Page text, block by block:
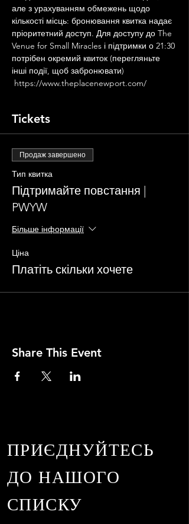
але з урахуванням обмежень щодо
кількості місць: бронювання квитка надає
пріоритетний доступ. Для доступу до The
Venue for Small Miracles і підтримки о 21:30
потрібен окремий квиток (перегляньте
інші події, щоб забронювати)
https://www.theplacenewport.com/
Tickets
Продаж завершено
Тип квитка
Підтримайте повстання |
PWYW
Більше інформації
Ціна
Платіть скільки хочете
Share This Event
ПРИЄДНУЙТЕСЬ
ДО НАШОГО
СПИСКУ